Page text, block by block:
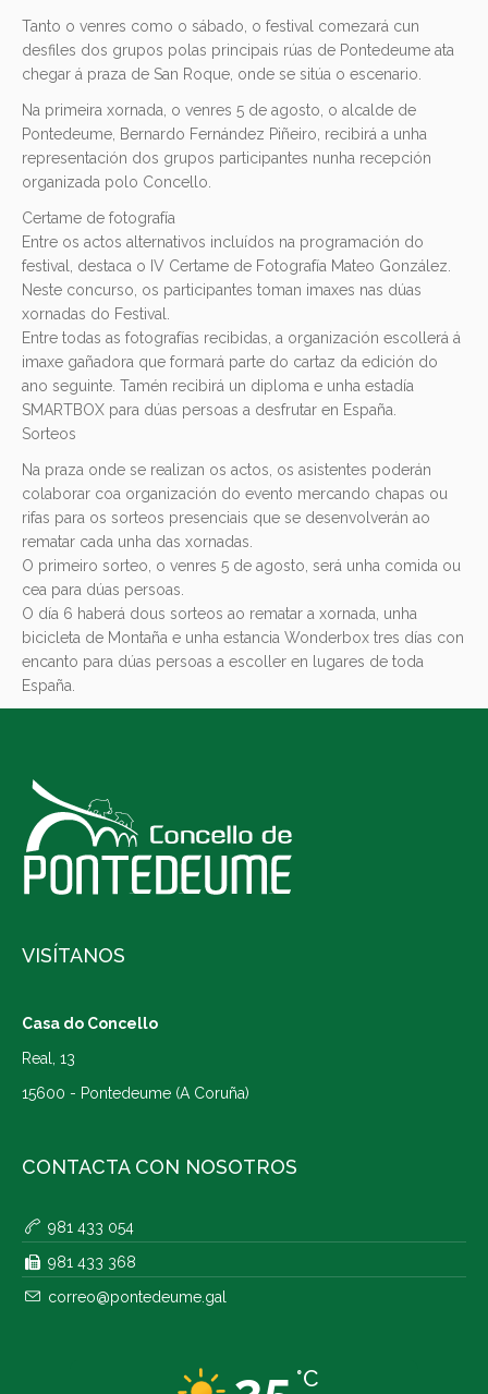
Tanto o venres como o sábado, o festival comezará cun
desfiles dos grupos polas principais rúas de Pontedeume ata
chegar á praza de San Roque, onde se sitúa o escenario.
Na primeira xornada, o venres 5 de agosto, o alcalde de
Pontedeume, Bernardo Fernández Piñeiro, recibirá a unha
representación dos grupos participantes nunha recepción
organizada polo Concello.
Certame de fotografía
Entre os actos alternativos incluídos na programación do
festival, destaca o IV Certame de Fotografía Mateo González.
Neste concurso, os participantes toman imaxes nas dúas
xornadas do Festival.
Entre todas as fotografías recibidas, a organización escollerá á
imaxe gañadora que formará parte do cartaz da edición do
ano seguinte. Tamén recibirá un diploma e unha estadía
SMARTBOX para dúas persoas a desfrutar en España.
Sorteos
Na praza onde se realizan os actos, os asistentes poderán
colaborar coa organización do evento mercando chapas ou
rifas para os sorteos presenciais que se desenvolverán ao
rematar cada unha das xornadas.
O primeiro sorteo, o venres 5 de agosto, será unha comida ou
cea para dúas persoas.
O día 6 haberá dous sorteos ao rematar a xornada, unha
bicicleta de Montaña e unha estancia Wonderbox tres días con
encanto para dúas persoas a escoller en lugares de toda
España.
VISÍTANOS
Casa do Concello
Real, 13
15600 - Pontedeume (A Coruña)
CONTACTA CON NOSOTROS
981 433 054
981 433 368
correo@pontedeume.gal
°C